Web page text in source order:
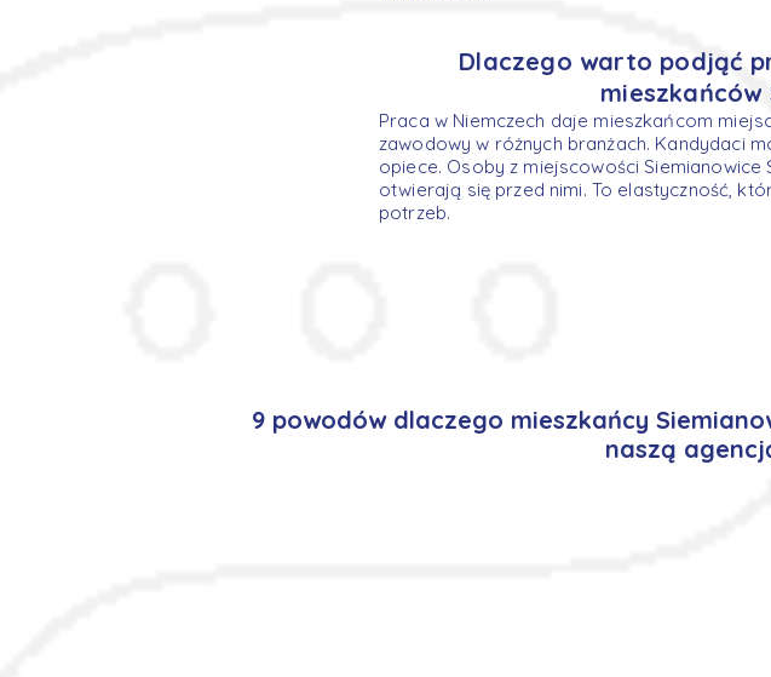
Dlaczego warto podjąć
mieszkańców
Praca w Niemczech daje mieszkańcom
zawodowy w różnych branżach. Kandydaci
opiece. Osoby z miejscowości
otwierają się przed nimi. To elastyczność,
potrzeb.
9 powodów dlaczego mieszkańcy
naszą